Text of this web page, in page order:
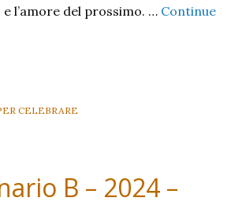
e l’amore del prossimo. … Continue
CELEBRARE
B – 2024 –